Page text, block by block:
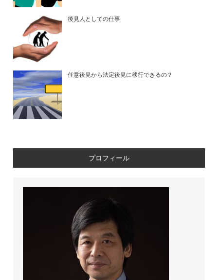
後見人としての仕事
任意後見から法定後見に移行できるの？
プロフィール